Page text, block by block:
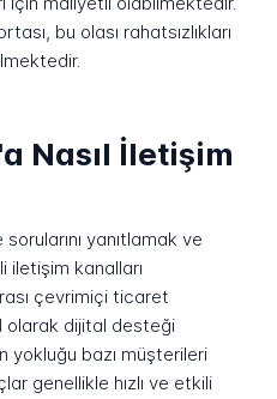
bu olası rahatsızlıkları
Nasıl İletişim
yanıtlamak ve
kanalları
çevrimiçi ticaret
olarak dijital desteği
yokluğu bazı müşterileri
genellikle hızlı ve etkili